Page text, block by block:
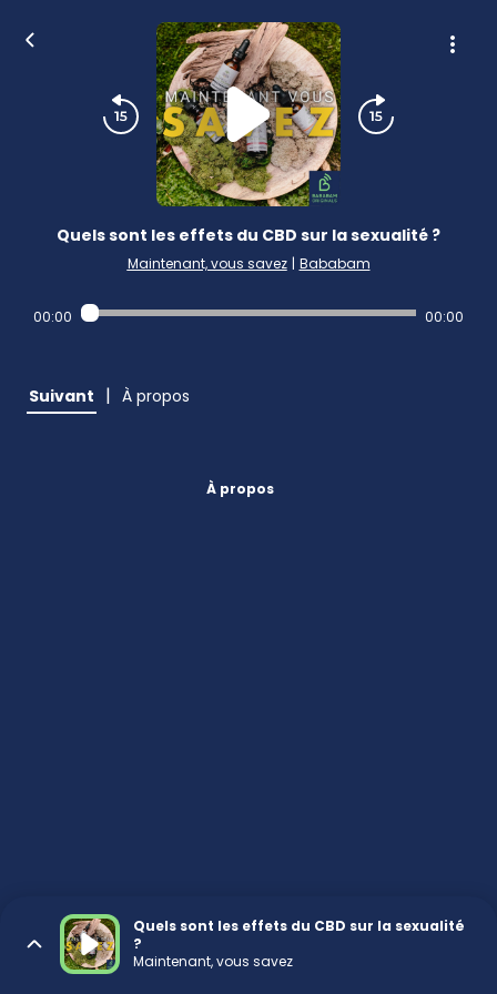
Quels sont les effets du CBD sur la sexualité ?
Maintenant, vous savez | Bababam
00:00 00:00
Suivant | À propos
À propos
Quels sont les effets du CBD sur la sexualité
?
Maintenant, vous savez